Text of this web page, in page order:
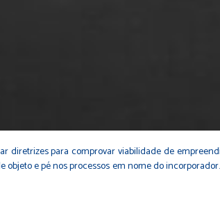
diretrizes para comprovar viabilidade de
objeto e pé nos processos em nome do